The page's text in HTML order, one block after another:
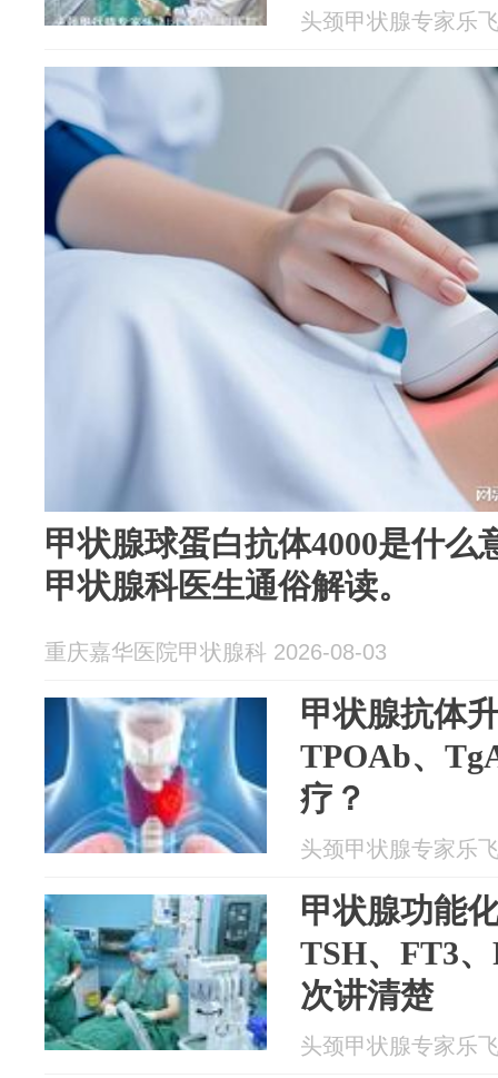
头颈甲状腺专家乐
甲状腺球蛋白抗体4000是什么
甲状腺科医生通俗解读。
重庆嘉华医院甲状腺科 2026-08-03
甲状腺抗体
TPOAb、
疗？
头颈甲状腺专家乐
甲状腺功能
TSH、FT3
次讲清楚
头颈甲状腺专家乐